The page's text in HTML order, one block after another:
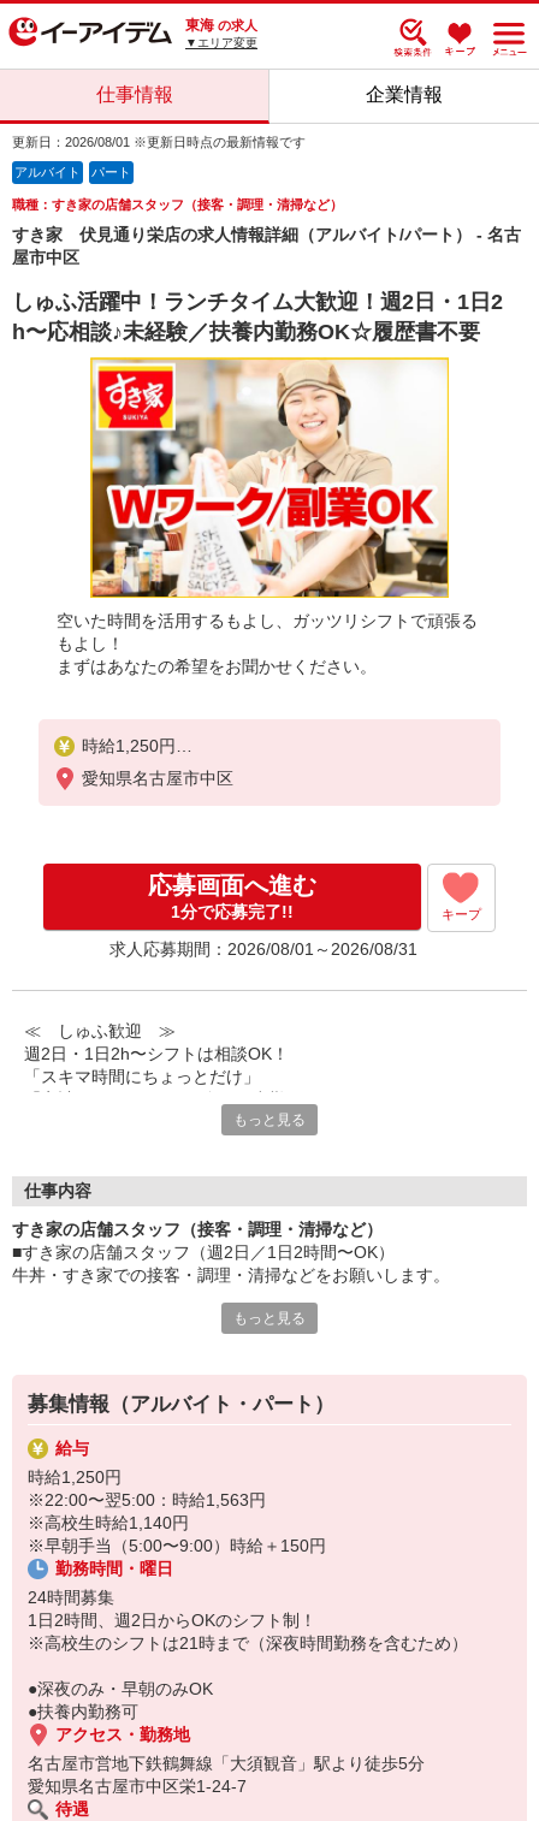
東海 の求人
▼エリア変更
仕事情報 企業情報
更新日：2026/08/01 ※更新日時点の最新情報です
アルバイト パート
職種：すき家の店舗スタッフ（接客・調理・清掃など）
すき家 伏見通り栄店の求人情報詳細（アルバイト/パート） - 名古
屋市中区
しゅふ活躍中！ランチタイム大歓迎！週2日・1日2
h〜応相談♪未経験／扶養内勤務OK☆履歴書不要
空いた時間を活用するもよし、ガッツリシフトで頑張る
もよし！
まずはあなたの希望をお聞かせください。
時給1,250円
※22:00〜翌5:00：時給1,563円
※高校生時給1,140円
愛知県名古屋市中区
応募画面へ進む
1分で応募完了!! キープ
求人応募期間：2026/08/01～2026/08/31
≪ しゅふ歓迎 ≫
週2日・1日2h〜シフトは相談OK！
「スキマ時間にちょっとだけ」
など、自分らしく活躍できますよ。
■髪型・髪色自由
■給与前払い可
急な出費も安心♪
■社員登用あり
将来を考えている方は必見です。
与兵衛、オリーブの丘、焼肉いちばんなどを経営しているゼンシ
ョーグループ！
その中のひとつ『すき家』でお仕事しませんか？
もっと見る
仕事内容
すき家の店舗スタッフ（接客・調理・清掃など）
■すき家の店舗スタッフ（週2日／1日2時間〜OK）
牛丼・すき家での接客・調理・清掃などをお願いします。
あなたの笑顔で！
すばやく提供！
他にも、食材の調整や金銭管理、新しく入社したクルーの研修など
様々なお仕事があります。
セルフオーダー、セルフ会計で、現金の受け渡しはほとんどありま
せん。※一部店舗を除く
取り間違いもなく安心でスムーズ♪
マニュアルも用意していますので飲食店が初めての方でも大丈夫！
もちろん先輩クルーがしっかり教えてくれるので安心してくださ
い。
もっと見る
募集情報（アルバイト・パート）
給与
時給1,250円
※22:00〜翌5:00：時給1,563円
※高校生時給1,140円
※早朝手当（5:00〜9:00）時給＋150円
勤務時間・曜日
24時間募集
1日2時間、週2日からOKのシフト制！
※高校生のシフトは21時まで（深夜時間勤務を含むため）
●深夜のみ・早朝のみOK
●扶養内勤務可
アクセス・勤務地
名古屋市営地下鉄鶴舞線「大須観音」駅より徒歩5分
愛知県名古屋市中区栄1-24-7
待遇